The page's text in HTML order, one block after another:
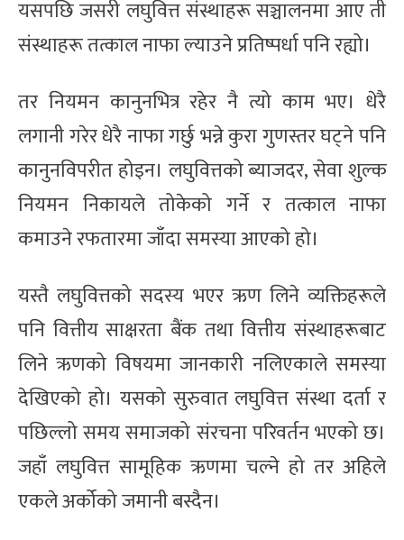
यसपछि जसरी लघुवित्त संस्थाहरू सञ्चालनमा आए ती
संस्थाहरू तत्काल नाफा ल्याउने प्रतिष्पर्धा पनि रह्यो।
तर नियमन कानुनभित्र रहेर नै त्यो काम भए। धेरै
लगानी गरेर धेरै नाफा गर्छु भन्ने कुरा गुणस्तर घट्ने पनि
कानुनविपरीत होइन। लघुवित्तको ब्याजदर, सेवा शुल्क
नियमन निकायले तोकेको गर्ने र तत्काल नाफा
कमाउने रफतारमा जाँदा समस्या आएको हो।
यस्तै लघुवित्तको सदस्य भएर ऋण लिने व्यक्तिहरूले
पनि वित्तीय साक्षरता बैंक तथा वित्तीय संस्थाहरूबाट
लिने ऋणको विषयमा जानकारी नलिएकाले समस्या
देखिएको हो। यसको सुरुवात लघुवित्त संस्था दर्ता र
पछिल्लो समय समाजको संरचना परिवर्तन भएको छ।
जहाँ लघुवित्त सामूहिक ऋणमा चल्ने हो तर अहिले
एकले अर्कोको जमानी बस्दैन।